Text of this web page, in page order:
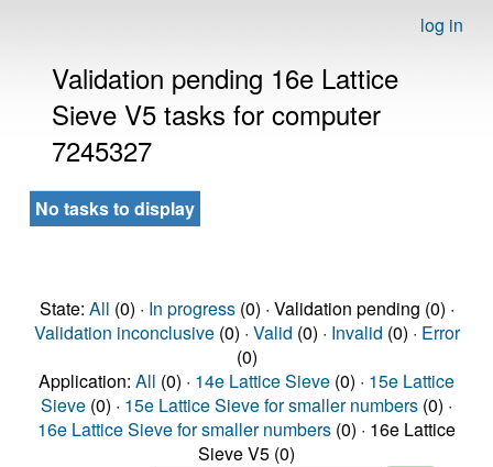
log in
Validation pending 16e Lattice
Sieve V5 tasks for computer
7245327
No tasks to display
State: All (0) · In progress(0) · Validation pending (0) ·
Validation inconclusive(0) · Valid (0) · Invalid (0) · Error
(0)
Application: All (0) · 14e Lattice Sieve (0) · 15e Lattice
Sieve (0) · 15e Lattice Sieve for smaller numbers (0) ·
16e Lattice Sieve for smaller numbers (0) · 16e Lattice
Sieve V5 (0)